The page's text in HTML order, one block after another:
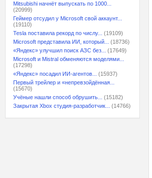
Mitsubishi начнёт выпускать по 1000...
(20999)
Геймер отсудил у Microsoft свой аккаунт...
(19110)
Tesla поставила рекорд по числу...
(19109)
Microsoft представила ИИ, который...
(18736)
«Яндекс» улучшил поиск АЗС без...
(17649)
Microsoft и Mistral обменяются моделями...
(17298)
«Яндекс» посадил ИИ-агентов...
(15937)
Первый трейлер и «непревзойдённая...
(15670)
Учёные нашли способ обрушить...
(15182)
Закрытая Xbox студия-разработчик...
(14766)